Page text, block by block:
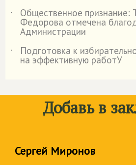
˙
Общественное признание:
Федорова отмечена
Администрации
˙
Подготовка к
на эффективную работУ
Добавь в
Сергей Миронов